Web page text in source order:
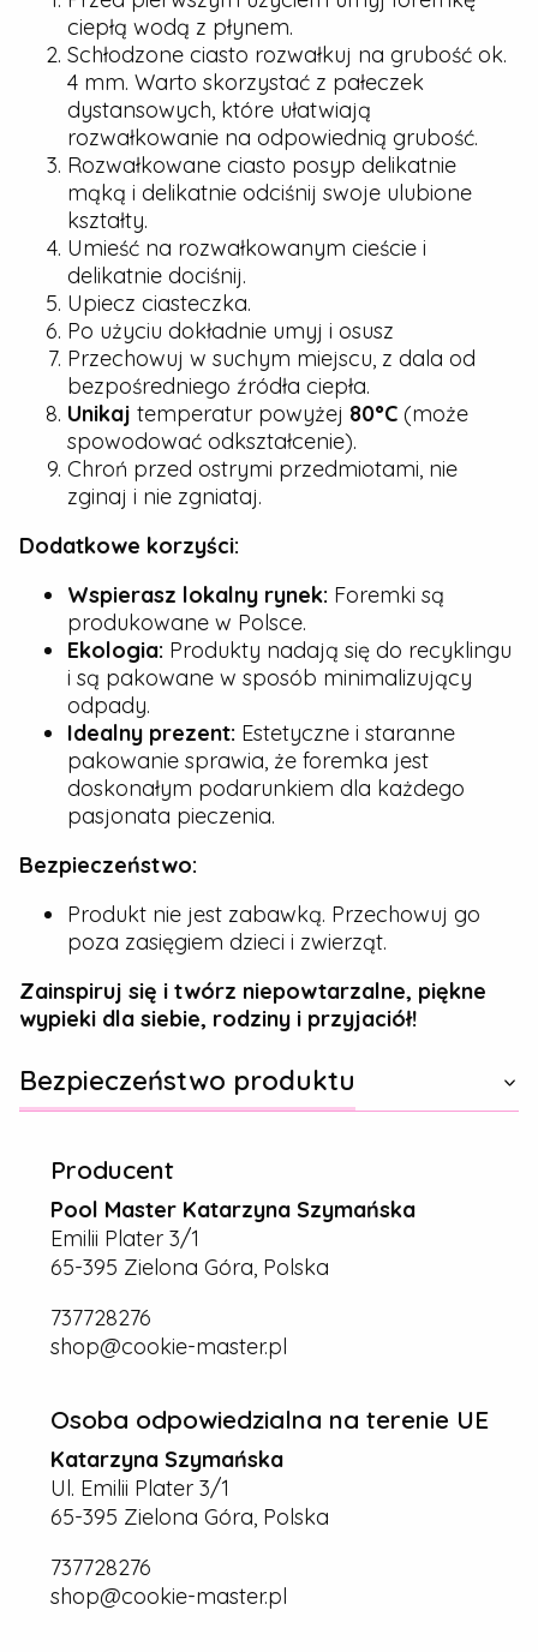
ciepłą wodą z płynem.
Schłodzone ciasto rozwałkuj na grubość ok.
4 mm. Warto skorzystać z pałeczek
dystansowych, które ułatwiają
rozwałkowanie na odpowiednią grubość.
Rozwałkowane ciasto posyp delikatnie
mąką i delikatnie odciśnij swoje ulubione
kształty.
Umieść na rozwałkowanym cieście i
delikatnie dociśnij.
Upiecz ciasteczka.
Po użyciu dokładnie umyj i osusz
Przechowuj w suchym miejscu, z dala od
bezpośredniego źródła ciepła.
Unikaj temperatur powyżej 80°C (może
spowodować odkształcenie).
Chroń przed ostrymi przedmiotami, nie
zginaj i nie zgniataj.
Dodatkowe korzyści:
Wspierasz lokalny rynek: Foremki są
produkowane w Polsce.
Ekologia: Produkty nadają się do recyklingu
i są pakowane w sposób minimalizujący
odpady.
Idealny prezent: Estetyczne i staranne
pakowanie sprawia, że foremka jest
doskonałym podarunkiem dla każdego
pasjonata pieczenia.
Bezpieczeństwo:
Produkt nie jest zabawką. Przechowuj go
poza zasięgiem dzieci i zwierząt.
Zainspiruj się i twórz niepowtarzalne, piękne
wypieki dla siebie, rodziny i przyjaciół!
Bezpieczeństwo produktu
Producent
Pool Master Katarzyna Szymańska
Emilii Plater 3/1
65-395 Zielona Góra, Polska
737728276
shop@cookie-master.pl
Osoba odpowiedzialna na terenie UE
Katarzyna Szymańska
Ul. Emilii Plater 3/1
65-395 Zielona Góra, Polska
737728276
shop@cookie-master.pl